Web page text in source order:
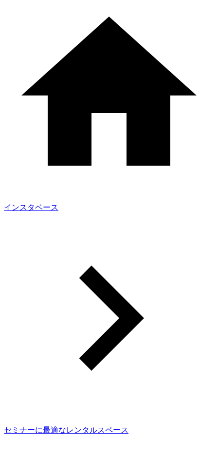
インスタベース
セミナーに最適なレンタルスペース